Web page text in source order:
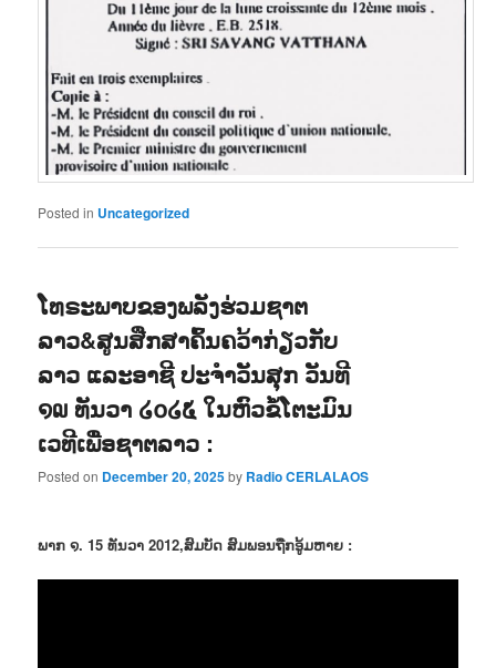
Posted in Uncategorized
ໂທຣະພາບຂອງພລັງຮ່ວມຊາຕ
ລາວ&ສູນສືກສາຄົ້ນຄວ້າກ່ຽວກັບ
ລາວ ແລະອາຊີ ປະຈຳວັນສຸກ ວັນທີ
໑໙ ທັນວາ ໒໐໒໕ ໃນຫົວຂໍ້ໂຕະມົນ
ເວທີເພື່ອຊາຕລາວ :
Posted on December 20, 2025by Radio CERLALAOS
ພາກ ໑. 15 ທັນວາ 2012,ສົມບັດ ສົມພອນຖືກອູ້ມຫາຍ :